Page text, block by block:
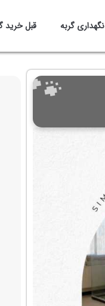
نگهداری گربه قبل خرید